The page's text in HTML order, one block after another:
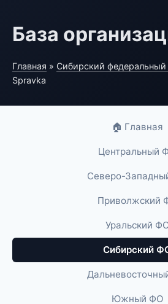
База
Главная » Сибирский федеральный
Spravka
🏠 Главная
Центральный
Северо-
Приволжский
Уральский
Сибирский
Южный ФО